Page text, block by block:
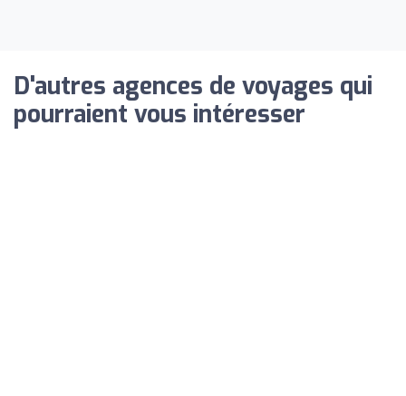
D'autres agences de voyages qui
pourraient vous intéresser